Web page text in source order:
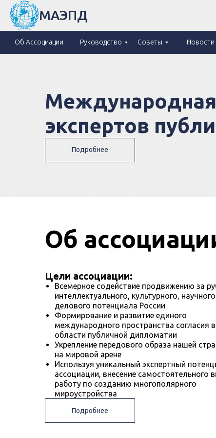
МАЭПД
Об Ассоциации Руководство Советы Новости
Международная
экспертов
Подробнее
Об
Цели ассоциации:
Всемерное содействие продвижению за
интеллектуального, культурного,
делового потенциала России
Формирование и развитие единого
международного пространства согласия в
области публичной дипломатии
Укрепление передового образа нашей
на мировой арене
Используя уникальный экспертный
ассоциации, внесение самостоятельного
работу по созданию многополярного
мироустройства
Подробнее